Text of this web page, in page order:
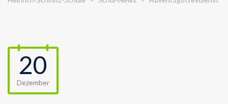
20
Dezember